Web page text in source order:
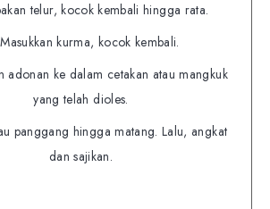
telur, kocok kembali hingga rata.
Masukkan kurma, kocok kembali.
adonan ke dalam cetakan atau mangkuk
yang telah dioles.
panggang hingga matang. Lalu, angkat
dan sajikan.